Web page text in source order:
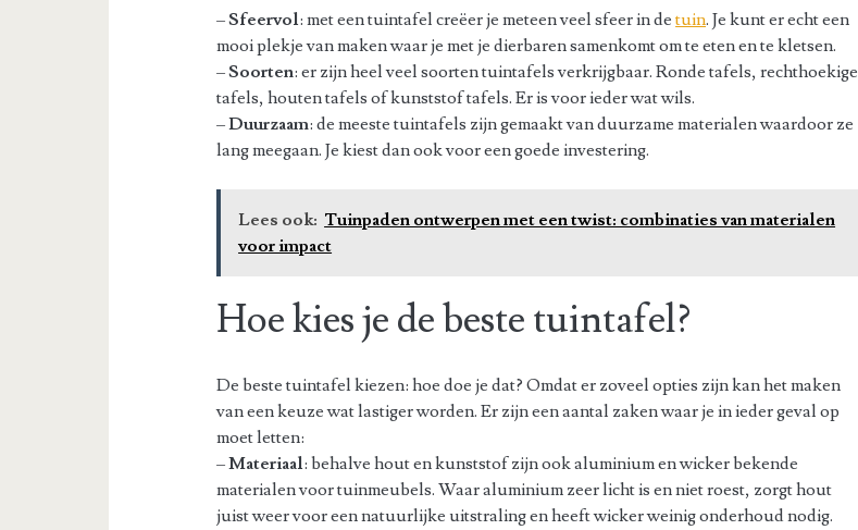
–Sfeervol: met een tuintafel creëer je meteen veel sfeer in detuin. Je kunt er echt een
mooi plekje van maken waar je met je dierbaren samenkomt om te eten en te kletsen.
–Soorten: er zijn heel veel soorten tuintafels verkrijgbaar. Ronde tafels, rechthoekige
tafels, houten tafels of kunststof tafels. Er is voor ieder wat wils.
–Duurzaam: de meeste tuintafels zijn gemaakt van duurzame materialen waardoor ze
lang meegaan. Je kiest dan ook voor een goede investering.
Lees ook: Tuinpaden ontwerpen met een twist: combinaties van materialen
voor impact
Hoe kies je de beste tuintafel?
De beste tuintafel kiezen: hoe doe je dat? Omdat er zoveel opties zijn kan het maken
van een keuze wat lastiger worden. Er zijn een aantal zaken waar je in ieder geval op
moet letten:
–Materiaal: behalve hout en kunststof zijn ook aluminium en wicker bekende
materialen voor tuinmeubels. Waar aluminium zeer licht is en niet roest, zorgt hout
juist weer voor een natuurlijke uitstraling en heeft wicker weinig onderhoud nodig.